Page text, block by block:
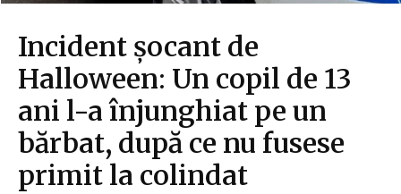
Incident șocant de
Halloween: Un copil de 13
ani l-a înjunghiat pe un
bărbat, după ce nu fusese
primit la colindat